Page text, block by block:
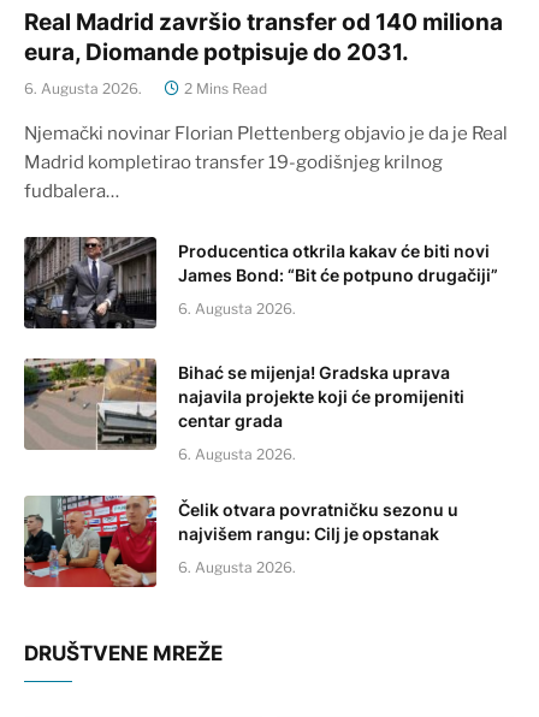
Real Madrid završio transfer od 140 miliona
eura, Diomande potpisuje do 2031.
6. Augusta 2026. 2 Mins Read
Njemački novinar Florian Plettenberg objavio je da je Real
Madrid kompletirao transfer 19-godišnjeg krilnog
fudbalera…
Producentica otkrila kakav će biti novi
James Bond: “Bit će potpuno drugačiji”
6. Augusta 2026.
Bihać se mijenja! Gradska uprava
najavila projekte koji će promijeniti
centar grada
6. Augusta 2026.
Čelik otvara povratničku sezonu u
najvišem rangu: Cilj je opstanak
6. Augusta 2026.
DRUŠTVENE MREŽE